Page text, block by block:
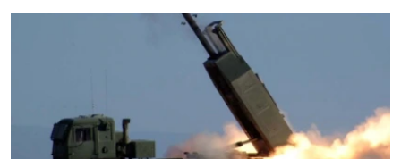
FOTOQALEREYA
İNFOQRAFIKA
OXU ZALI
AZƏRBAYCAN ƏDƏBIYYATI KITABXANASI
HAQQIMIZDA
MISSIYAMIZ